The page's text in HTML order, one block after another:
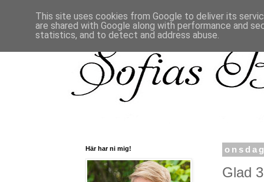
Glad
Här har ni mig!
This site uses cookies from Google to deliver its
are shared with Google along with performance and
statistics, and to detect and address abuse.